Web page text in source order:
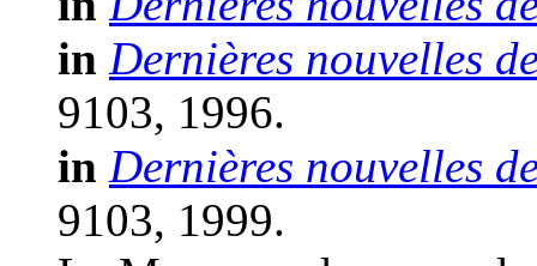
in Dernières nouvelles
9103, 1996.
in Dernières nouvelles
9103, 1999.